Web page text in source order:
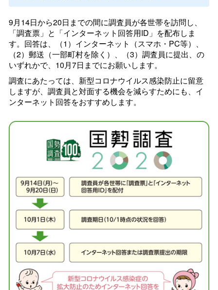
9月14日から20日までの間に調査員が各世帯を訪問し、
「調査票」と「インターネット回答用ID」を配布しま
す。回答は、（1）インターネット（スマホ・PC等）、
（2）郵送（一部町村を除く）、（3）調査員に提出、の
いずれかで、10月7日までにお願いします。
調査にあたっては、新型コロナウイルス感染防止に留意
しますが、調査員と対面する機会を減らすためにも、イ
ンターネット回答をおすすめします。